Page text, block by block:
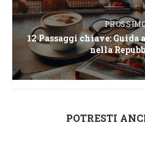
12 Passaggi chiave:
nella
POTRESTI